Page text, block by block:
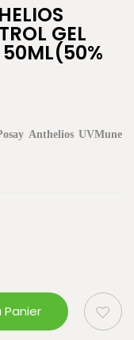
GEL
50ML(50%
Anthelios UVMune
Panier